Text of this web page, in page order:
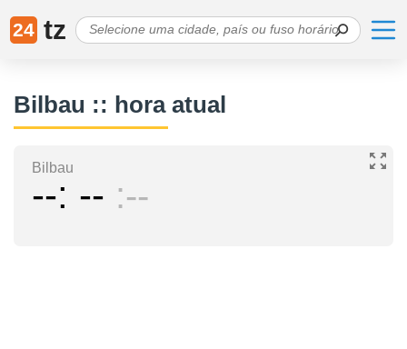
24 tz
Bilbau :: hora atual
Bilbau
-- -- --